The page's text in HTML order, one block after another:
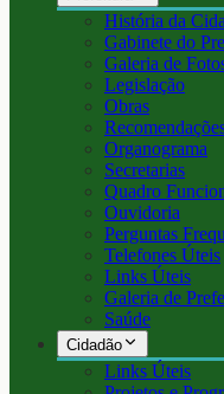
História da
Gabinete do
Galeria de
Legislação
Obras
Organograma
Secretarias
Quadro
Ouvidoria
Perguntas
Telefones Úteis
Links Úteis
Galeria de
Saúde
Cidadão
Links Úteis